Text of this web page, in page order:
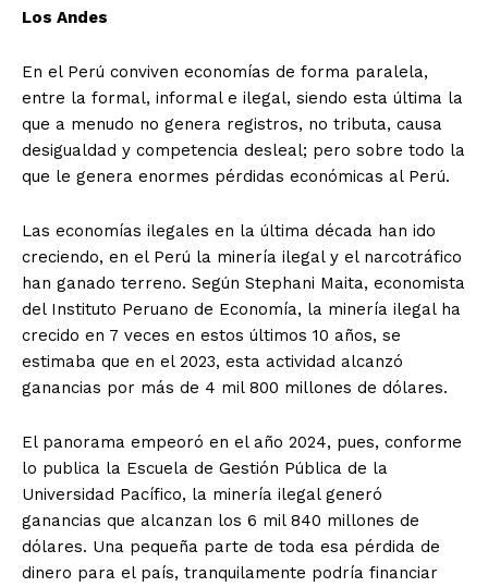
Los Andes
En el Perú conviven economías de forma paralela,
entre la formal, informal e ilegal, siendo esta última la
que a menudo no genera registros, no tributa, causa
desigualdad y competencia desleal; pero sobre todo la
que le genera enormes pérdidas económicas al Perú.
Las economías ilegales en la última década han ido
creciendo, en el Perú la minería ilegal y el narcotráfico
han ganado terreno. Según Stephani Maita, economista
del Instituto Peruano de Economía, la minería ilegal ha
crecido en 7 veces en estos últimos 10 años, se
estimaba que en el 2023, esta actividad alcanzó
ganancias por más de 4 mil 800 millones de dólares.
El panorama empeoró en el año 2024, pues, conforme
lo publica la Escuela de Gestión Pública de la
Universidad Pacífico, la minería ilegal generó
ganancias que alcanzan los 6 mil 840 millones de
dólares. Una pequeña parte de toda esa pérdida de
dinero para el país, tranquilamente podría financiar